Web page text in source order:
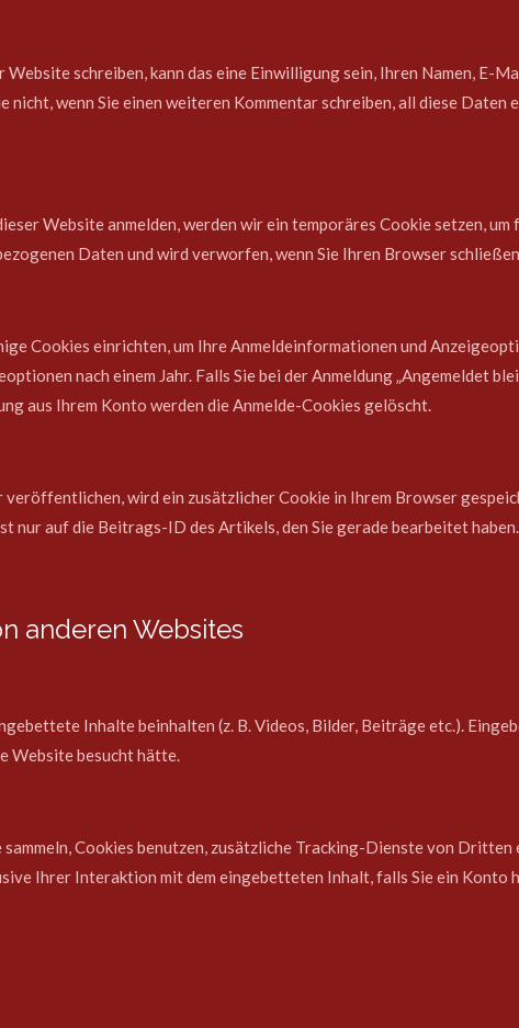
schreiben, kann das eine Einwilligung sein, Ihren Namen, E-
wenn Sie einen weiteren Kommentar schreiben, all diese Daten
Website anmelden, werden wir ein temporäres Cookie setzen,
Daten und wird verworfen, wenn Sie Ihren Browser schließen.
Cookies einrichten, um Ihre Anmeldeinformationen und
nach einem Jahr. Falls Sie bei der Anmeldung „Angemeldet
aus Ihrem Konto werden die Anmelde-Cookies gelöscht.
wird ein zusätzlicher Cookie in Ihrem Browser
nur auf die Beitrags-ID des Artikels, den Sie gerade bearbeitet
anderen Websites
Inhalte beinhalten (z. B. Videos, Bilder, Beiträge etc.).
Website besucht hätte.
Cookies benutzen, zusätzliche Tracking-Dienste von
Ihrer Interaktion mit dem eingebetteten Inhalt, falls Sie ein Konto